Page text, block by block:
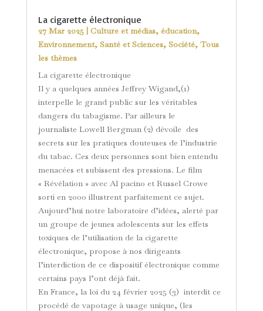
La cigarette électronique
27 Mar 2025| Culture et médias, éducation,
Environnement, Santé et Sciences, Société, Tous
les thèmes
La cigarette électronique
Il y a quelques années Jeffrey Wigand,(1)
interpelle le grand public sur les véritables
dangers du tabagisme. Par ailleurs le
journaliste Lowell Bergman (2) dévoile des
secrets sur les pratiques douteuses de l’industrie
du tabac. Ces deux personnes sont bien entendu
menacées et subissent des pressions. Le film
« Révélation » avec Al pacino et Russel Crowe
sorti en 2000 illustrent parfaitement ce sujet.
Aujourd’hui notre laboratoire d’idées, alerté par
un groupe de jeunes adolescents sur les effets
toxiques de l’utilisation de la cigarette
électronique, propose à nos dirigeants
l’interdiction de ce dispositif électronique comme
certains pays l’ont déjà fait.
En France, la loi du 24 février 2025 (3) interdit ce
procédé de vapotage à usage unique, (les